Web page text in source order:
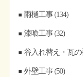
雨樋工事(134)
漆喰工事(32)
谷入れ替え・瓦
外壁工事(50)